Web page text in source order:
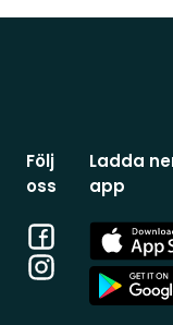
Följ
oss
Facebook
Instagram
Ladda
app
App
Store
App
Store